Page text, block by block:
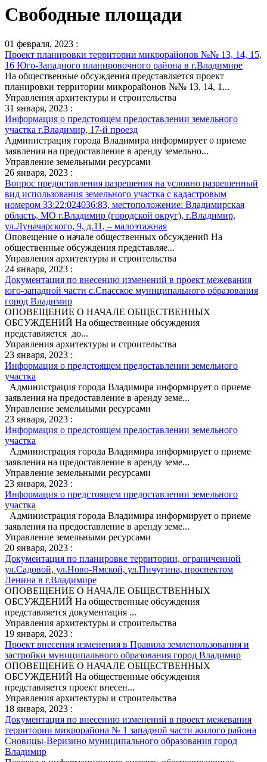
Свободные площади
01 февраля, 2023 :
Проект планировки территории микрорайонов №№ 13, 14, 15,
16 Юго-Западного планировочного района в г.Владимире
На общественные обсуждения представляется проект
планировки территории микрорайонов №№ 13, 14, 1...
Управления архитектуры и строительства
31 января, 2023 :
Информация о предстоящем предоставлении земельного
участка г.Владимир, 17-й проезд
Администрация города Владимира информирует о приеме
заявления на предоставление в аренду земельно...
Управление земельными ресурсами
26 января, 2023 :
Вопрос предоставления разрешения на условно разрешенный
вид использования земельного участка с кадастровым
номером 33:22:024036:83, местоположение: Владимирская
область, МО г.Владимир (городской округ), г.Владимир,
ул.Луначарского, 9, д.11, – малоэтажная
Оповещение о начале общественных обсуждений На
общественные обсуждения представляе...
Управления архитектуры и строительства
24 января, 2023 :
Документация по внесению изменений в проект межевания
юго-западной части с.Спасское муниципального образования
город Владимир
ОПОВЕЩЕНИЕ О НАЧАЛЕ ОБЩЕСТВЕННЫХ
ОБСУЖДЕНИЙ На общественные обсуждения
представляется до...
Управления архитектуры и строительства
23 января, 2023 :
Информация о предстоящем предоставлении земельного
участка
Администрация города Владимира информирует о приеме
заявления на предоставление в аренду земе...
Управление земельными ресурсами
23 января, 2023 :
Информация о предстоящем предоставлении земельного
участка
Администрация города Владимира информирует о приеме
заявления на предоставление в аренду земе...
Управление земельными ресурсами
23 января, 2023 :
Информация о предстоящем предоставлении земельного
участка
Администрация города Владимира информирует о приеме
заявления на предоставление в аренду земе...
Управление земельными ресурсами
20 января, 2023 :
Документация по планировке территории, ограниченной
ул.Садовой, ул.Ново-Ямской, ул.Пичугина, проспектом
Ленина в г.Владимире
ОПОВЕЩЕНИЕ О НАЧАЛЕ ОБЩЕСТВЕННЫХ
ОБСУЖДЕНИЙ На общественные обсуждения
представляется документация ...
Управления архитектуры и строительства
19 января, 2023 :
Проект внесения изменения в Правила землепользования и
застройки муниципального образования город Владимир
ОПОВЕЩЕНИЕ О НАЧАЛЕ ОБЩЕСТВЕННЫХ
ОБСУЖДЕНИЙ На общественные обсуждения
представляется проект внесен...
Управления архитектуры и строительства
18 января, 2023 :
Документация по внесению изменений в проект межевания
территории микрорайона № 1 западной части жилого района
Сновицы-Веризино муниципального образования город
Владимир